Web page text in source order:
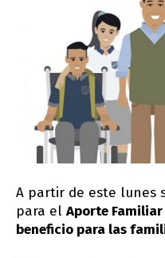
A partir de este lunes
para el Aporte Familiar
beneficio para las